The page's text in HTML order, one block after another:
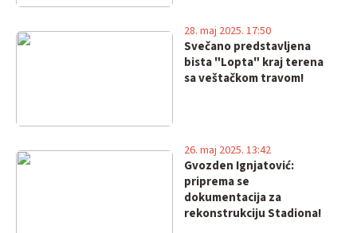
Svečano predstavljena
bista "Lopta" kraj terena
sa veštačkom travom!
28. maj 2025. 17:50
Gvozden Ignjatović:
priprema se
dokumentacija za
rekonstrukciju Stadiona!
26. maj 2025. 13:42